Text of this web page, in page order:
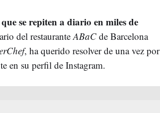
se repiten a diario en miles de
del restaurante ABaC de Barcelona
, ha querido resolver de una vez por
en su perfil de Instagram.